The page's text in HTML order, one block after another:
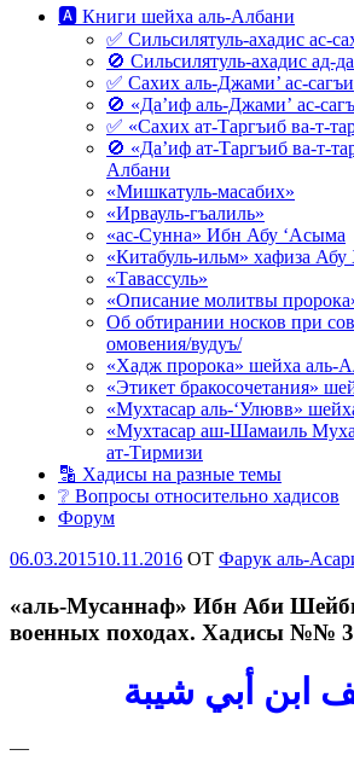
🅰 Книги шейха аль-Албани
✅ Сильсилятуль-ахадис ас-
🚫 Сильсилятуль-ахадис ад-
✅ Сахих аль-Джами’ ас-
🚫 «Да’иф аль-Джами’ ас-
✅ «Сахих ат-Таргъиб ва-т-
🚫 «Да’иф ат-Таргъиб ва-т-
Албани
«Мишкатуль-масабих»
«Ирвауль-гъалиль»
«ас-Сунна» Ибн Абу ‘Асыма
«Китабуль-ильм» хафиза Абу
«Тавассуль»
«Описание молитвы
Об обтирании носков при
омовения/вудуъ/
«Хадж пророка» шейха аль-
«Этикет бракосочетания»
«Мухтасар аль-‘Улювв»
«Мухтасар аш-Шамаиль
ат-Тирмизи
🔡 Хадисы на разные темы
❔ Вопросы относительно хадисов
Форум
Опубликовано
06.03.201510.11.2016 OT Фарук аль-
«аль-Мусаннаф» Ибн Аби
военных походах. Хадисы №№
ابن أبي شيبة
—